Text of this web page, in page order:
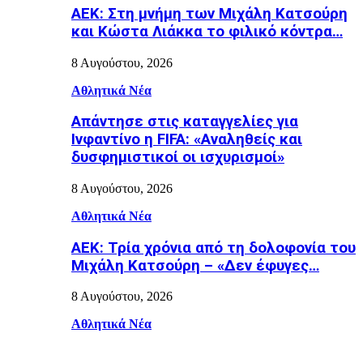
ΑΕΚ: Στη μνήμη των Μιχάλη Κατσούρη
και Κώστα Λιάκκα το φιλικό κόντρα…
8 Αυγούστου, 2026
Αθλητικά Νέα
Απάντησε στις καταγγελίες για
Ινφαντίνο η FIFA: «Αναληθείς και
δυσφημιστικοί οι ισχυρισμοί»
8 Αυγούστου, 2026
Αθλητικά Νέα
ΑΕΚ: Τρία χρόνια από τη δολοφονία του
Μιχάλη Κατσούρη – «Δεν έφυγες…
8 Αυγούστου, 2026
Αθλητικά Νέα